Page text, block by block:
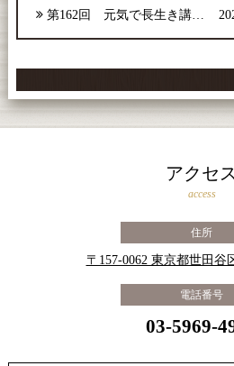
第162回 元気で長生き講座【2026年5月号】
アクセス
access
住所
〒157-0062 東京都世田谷
電話番号
03-5969-